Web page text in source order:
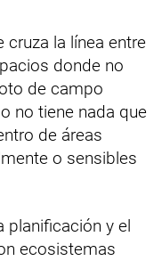
la línea entre
donde no
de campo
no tiene nada que
de áreas
o sensibles
planificación y el
ecosistemas